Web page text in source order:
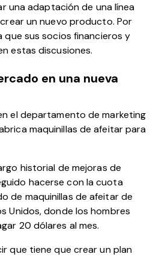
una adaptación de una línea
un nuevo producto. Por
que sus socios financieros y
estas discusiones.
en una nueva
el departamento de marketing
maquinillas de afeitar para
historial de mejoras de
hacerse con la cuota
de maquinillas de afeitar de
Unidos, donde los hombres
20 dólares al mes.
que tiene que crear un plan